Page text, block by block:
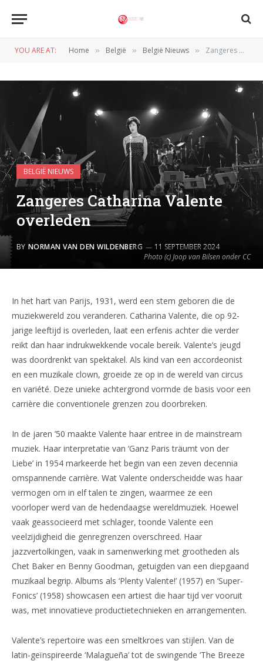
YOU ARE AT: Home » België » België Nieuws » Zangeres Catharina Valente overleden
Photo (c) Joop van Bilsen onder CC
BELGIË NIEUWS
Zangeres Catharina Valente
overleden
BY NORMAN VAN DEN WILDENBERG 11 SEPTEMBER 2024
In het hart van Parijs, 1931, werd een stem geboren die de
muziekwereld zou veranderen. Catharina Valente, die op 92-
jarige leeftijd is overleden, laat een erfenis achter die verder
reikt dan haar indrukwekkende vocale bereik. Valente’s jeugd
was doordrenkt van spektakel. Als kind van een accordeonist
en een muzikale clown, groeide ze op in de wereld van circus
en variété. Deze unieke achtergrond vormde de basis voor een
carrière die conventionele grenzen zou doorbreken.
In de jaren ’50 maakte Valente haar entree in de mainstream
muziek. Haar interpretatie van ‘Ganz Paris träumt von der
Liebe’ in 1954 markeerde het begin van een zeven decennia
omspannende carrière. Wat Valente onderscheidde was haar
vermogen om in elf talen te zingen, waarmee ze een
voorloper werd van de hedendaagse wereldmuziek. Hoewel
vaak geassocieerd met schlager, toonde Valente een
veelzijdigheid die genregrenzen overschreed. Haar
jazzvertolkingen, vaak in samenwerking met grootheden als
Chet Baker en Benny Goodman, getuigden van een diepgaand
muzikaal begrip. Albums als ‘Plenty Valente!’ (1957) en ‘Super-
Fonics’ (1958) showcasen een artiest die haar tijd ver vooruit
was, met innovatieve productietechnieken en arrangementen.
Valente’s repertoire was een smeltkroes van stijlen. Van de
latin-geïnspireerde ‘Malagueña’ tot de swingende ‘The Breeze